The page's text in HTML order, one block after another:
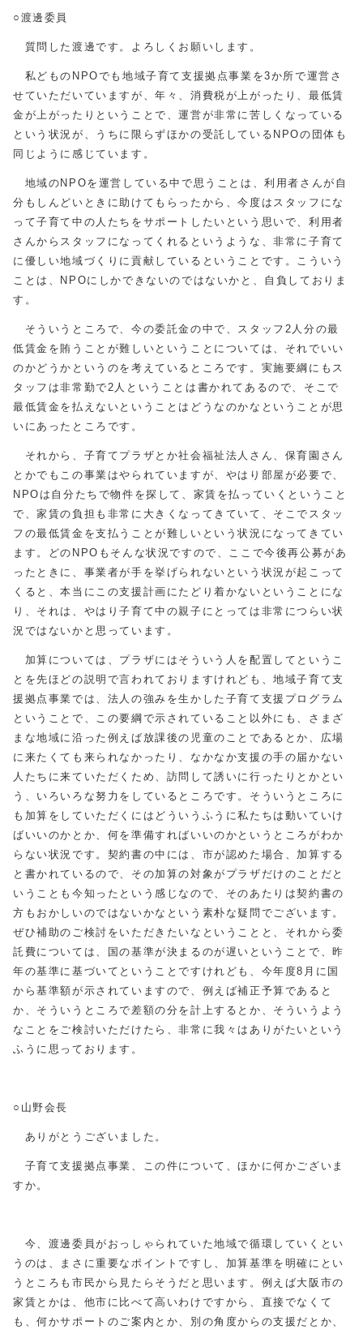
○渡邊委員
質問した渡邊です。よろしくお願いします。
私どものNPOでも地域子育て支援拠点事業を3か所で運営さ
せていただいていますが、年々、消費税が上がったり、最低賃
金が上がったりということで、運営が非常に苦しくなっている
という状況が、うちに限らずほかの受託しているNPOの団体も
同じように感じています。
地域のNPOを運営している中で思うことは、利用者さんが自
分もしんどいときに助けてもらったから、今度はスタッフにな
って子育て中の人たちをサポートしたいという思いで、利用者
さんからスタッフになってくれるというような、非常に子育て
に優しい地域づくりに貢献しているということです。こういう
ことは、NPOにしかできないのではないかと、自負しておりま
す。
そういうところで、今の委託金の中で、スタッフ2人分の最
低賃金を賄うことが難しいということについては、それでいい
のかどうかというのを考えているところです。実施要綱にもス
タッフは非常勤で2人ということは書かれてあるので、そこで
最低賃金を払えないということはどうなのかなということが思
いにあったところです。
それから、子育てプラザとか社会福祉法人さん、保育園さん
とかでもこの事業はやられていますが、やはり部屋が必要で、
NPOは自分たちで物件を探して、家賃を払っていくということ
で、家賃の負担も非常に大きくなってきていて、そこでスタッ
フの最低賃金を支払うことが難しいという状況になってきてい
ます。どのNPOもそんな状況ですので、ここで今後再公募があ
ったときに、事業者が手を挙げられないという状況が起こって
くると、本当にこの支援計画にたどり着かないということにな
り、それは、やはり子育て中の親子にとっては非常につらい状
況ではないかと思っています。
加算については、プラザにはそういう人を配置してというこ
とを先ほどの説明で言われておりますけれども、地域子育て支
援拠点事業では、法人の強みを生かした子育て支援プログラム
ということで、この要綱で示されていること以外にも、さまざ
まな地域に沿った例えば放課後の児童のことであるとか、広場
に来たくても来られなかったり、なかなか支援の手の届かない
人たちに来ていただくため、訪問して誘いに行ったりとかとい
う、いろいろな努力をしているところです。そういうところに
も加算をしていただくにはどういうふうに私たちは動いていけ
ばいいのかとか、何を準備すればいいのかというところがわか
らない状況です。契約書の中には、市が認めた場合、加算する
と書かれているので、その加算の対象がプラザだけのことだと
いうことも今知ったという感じなので、そのあたりは契約書の
方もおかしいのではないかなという素朴な疑問でございます。
ぜひ補助のご検討をいただきたいなということと、それから委
託費については、国の基準が決まるのが遅いということで、昨
年の基準に基づいてということですけれども、今年度8月に国
から基準額が示されていますので、例えば補正予算であると
か、そういうところで差額の分を計上するとか、そういうよう
なことをご検討いただけたら、非常に我々はありがたいという
ふうに思っております。
○山野会長
ありがとうございました。
子育て支援拠点事業、この件について、ほかに何かございま
すか。
今、渡邊委員がおっしゃられていた地域で循環していくとい
うのは、まさに重要なポイントですし、加算基準を明確にとい
うところも市民から見たらそうだと思います。例えば大阪市の
家賃とかは、他市に比べて高いわけですから、直接でなくて
も、何かサポートのご案内とか、別の角度からの支援だとか、